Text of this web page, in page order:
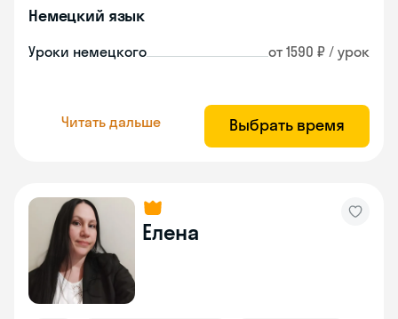
Немецкий язык
Уроки немецкого от 1590 ₽ / урок
Читать дальше Выбрать время
Елена